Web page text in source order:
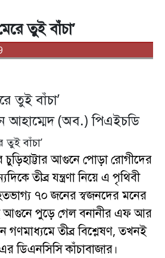
তুই বাঁচা’
তুই বাঁচা’
আহাম্মেদ (অব.) পিএইচডি
আগুনে পোড়া রোগীদের
তীব্র যন্ত্রণা নিয়ে এ পৃথিবী
৭০ জনের স্বজনদের মনের
পুড়ে গেল বনানীর এফ আর
গণমাধ্যমে তীব্র বিশ্লেষণ, তখনই
ডিএনসিসি কাঁচাবাজার।